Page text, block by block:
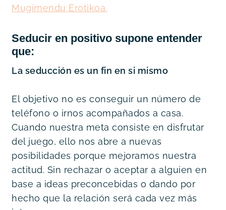
Mugimendu Erotikoa.
Seducir en positivo supone entender
que:
La seducción es un fin en si mismo
El objetivo no es conseguir un número de
teléfono o irnos acompañados a casa.
Cuando nuestra meta consiste en disfrutar
del juego, ello nos abre a nuevas
posibilidades porque mejoramos nuestra
actitud. Sin rechazar o aceptar a alguien en
base a ideas preconcebidas o dando por
hecho que la relación será cada vez más